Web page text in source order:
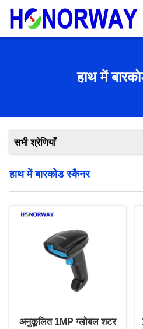
हाथ में
सभी श्रेणियाँ
हाथ में बारकोड स्कैनर
अनुकूलित 1MP ग्लोबल शटर